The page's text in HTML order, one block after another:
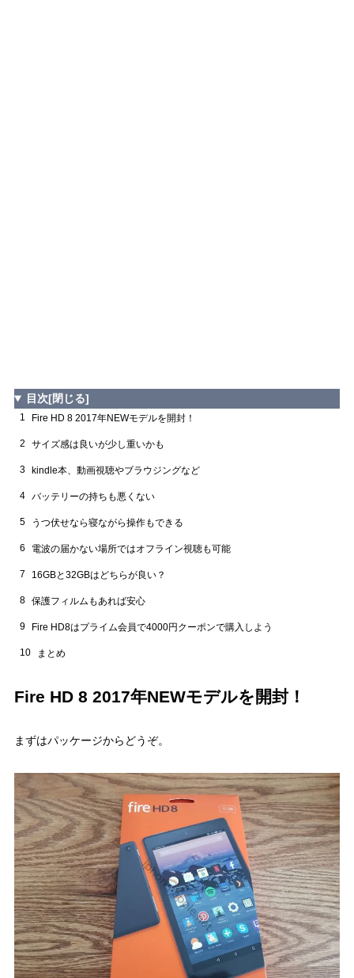
目次[閉じる]
1 Fire HD 8 2017年NEWモデルを開封！
2 サイズ感は良いが少し重いかも
3 kindle本、動画視聴やブラウジングなど
4 バッテリーの持ちも悪くない
5 うつ伏せなら寝ながら操作もできる
6 電波の届かない場所ではオフライン視聴も可能
7 16GBと32GBはどちらが良い？
8 保護フィルムもあれば安心
9 Fire HD8はプライム会員で4000円クーポンで購入しよう
10 まとめ
Fire HD 8 2017年NEWモデルを開封！
まずはパッケージからどうぞ。